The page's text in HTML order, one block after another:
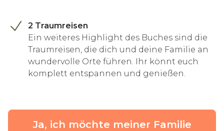
2 Traumreisen
Ein weiteres Highlight des Buches sind die
Traumreisen, die dich und deine Familie an
wundervolle Orte führen. Ihr könnt euch
komplett entspannen und genießen.
Ja, ich möchte meiner Familie